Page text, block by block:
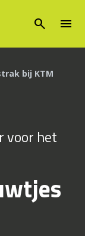
search menu
bij KTM
voor het